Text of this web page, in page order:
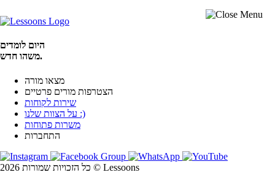
היום לומדים
משהו חדש.
מצאו מורה
הצטרפות מורים פרטיים
שירות לקוחות
על הצוות שלנו :)
משרות פתוחות
התחברות
כל הזכויות שמורות 2026 © Lessoons